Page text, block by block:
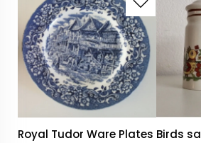
Royal Tudor Ware Plates Birds